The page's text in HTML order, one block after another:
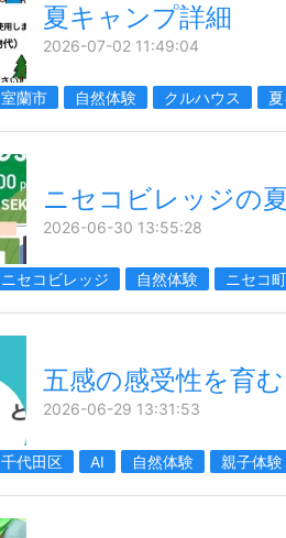
夏キャンプ詳細
2026-07-02 11:49:04
室蘭市 自然体験 クルハウス
ニセコビレッジの夏
2026-06-30 13:55:28
ニセコビレッジ 自然体験 ニセコ町
五感の感受性を育む
2026-06-29 13:31:53
千代田区 AI 自然体験 親子体験